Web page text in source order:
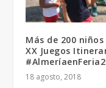
Más de 200
XX Juegos
18 agosto, 2018